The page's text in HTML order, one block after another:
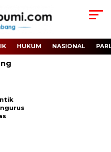
HUKUM NASIONAL